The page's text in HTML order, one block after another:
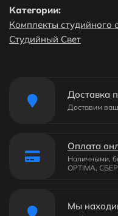
Категории:
Комплекты студийного
Студийный Свет
Доставка
Доставим
Оплата
Наличными,
OPTIMA,
Мы